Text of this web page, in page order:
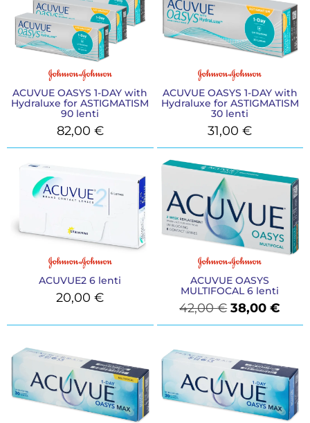
ACUVUE OASYS 1-DAY with
Hydraluxe for ASTIGMATISM
90 lenti
82,00 €
ACUVUE OASYS 1-DAY with
Hydraluxe for ASTIGMATISM
30 lenti
31,00€
ACUVUE2 6 lenti
20,00€
ACUVUE OASYS
MULTIFOCAL 6 lenti
42,00€ 38,00€